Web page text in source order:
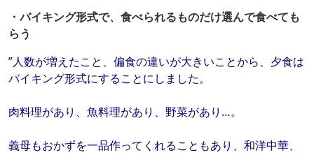
・バイキング形式で、食べられるものだけ選んで食べても
らう
”人数が増えたこと、偏食の違いが大きいことから、夕食は
バイキング形式にすることにしました。
肉料理があり、魚料理があり、野菜があり…。
義母もおかずを一品作ってくれることもあり、和洋中華、